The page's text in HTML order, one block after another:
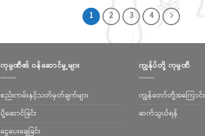
1 2 3 4
ကုမ္ပဏီ၏ ဝန်ဆောင်မှု့များ
စည်းကမ်းနှင့်သတ်မှတ်ချက်များ
ပို့ဆောင်ခြင်း
ငွေပေးချေခြင်း
ကျွန်ုပ်တို့ ကုမ္ပဏီ
ကျွန်တော်တို့အကြောင်း
ဆက်သွယ်ရန်